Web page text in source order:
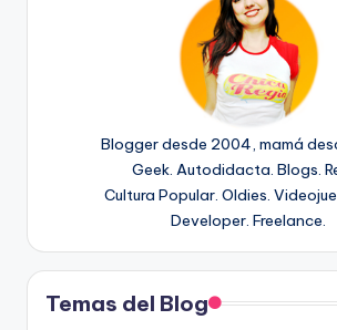
Blogger desde 2004, mamá
Geek. Autodidacta. Blogs.
Cultura Popular. Oldies.
Developer. Freelance.
Temas del Blog